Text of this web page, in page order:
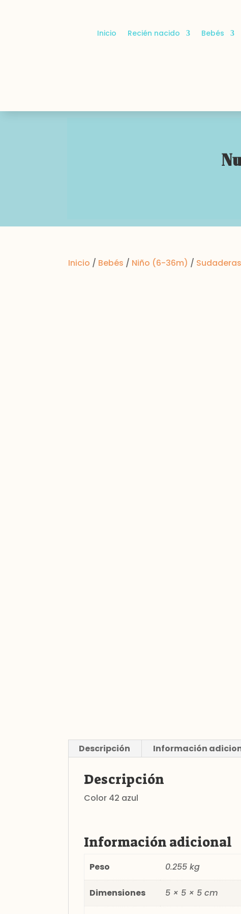
Inicio Recién nacido Bebés
Inicio / Bebés / Niño (6-36m) / Sudaderas
Descripción Información
Descripción
Color 42 azul
Información adicional
Peso 0.255 kg
Dimensiones 5 × 5 × 5 cm